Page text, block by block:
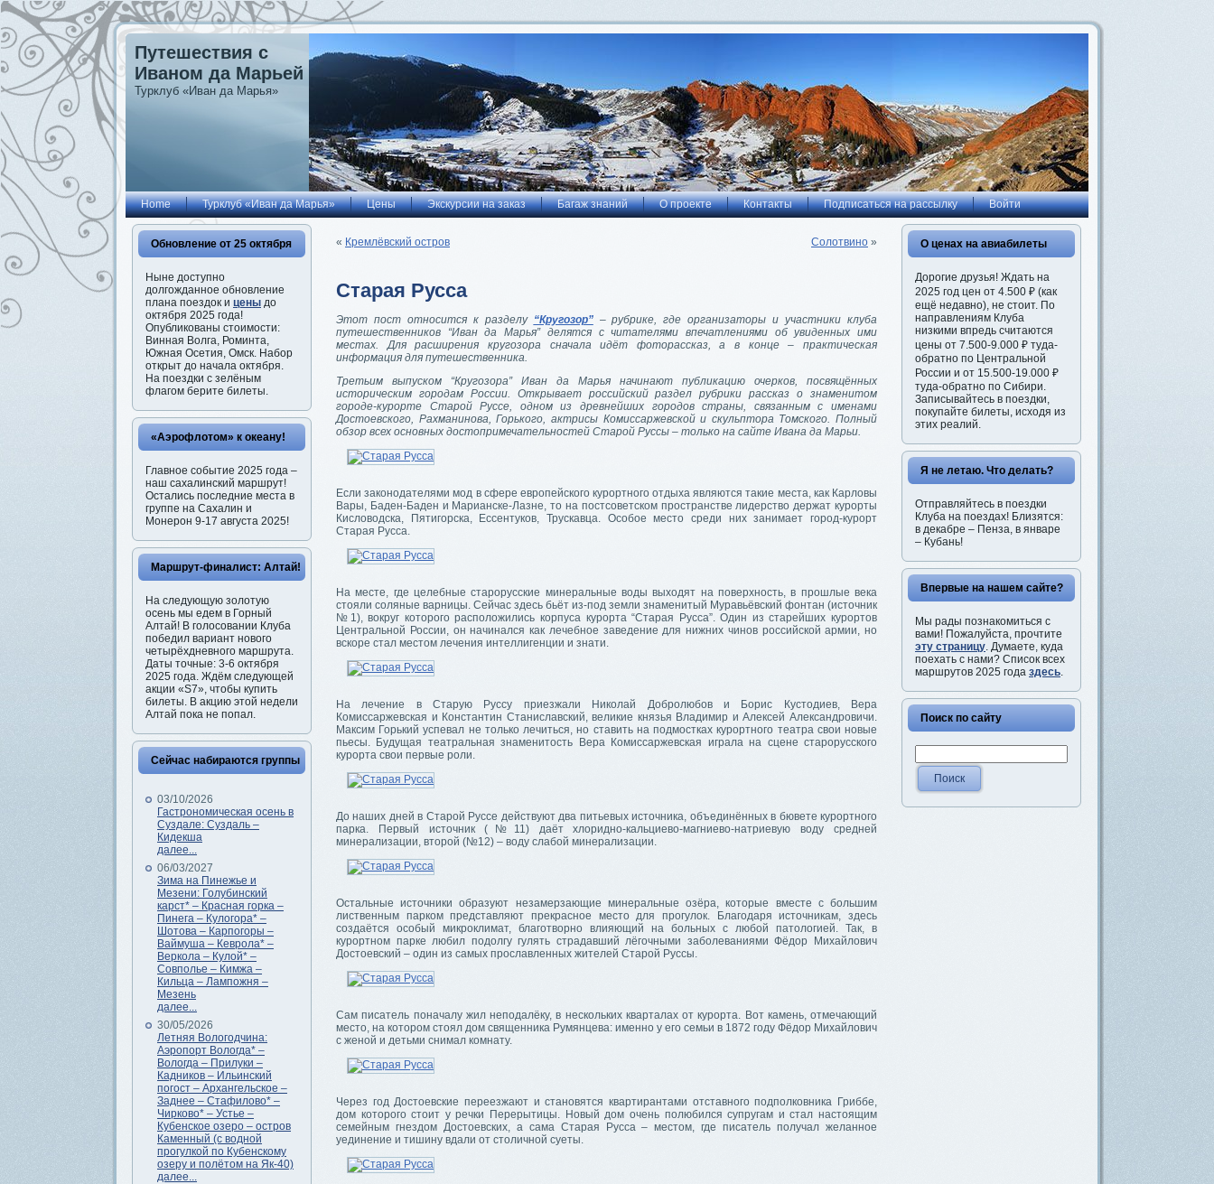
Путешествия с
Иваном да Марьей
Турклуб «Иван да Марья»
Home Турклуб «Иван да Марья» Цены Экскурсии на заказ Багаж знаний О проекте Контакты Подписаться на рассылку Войти
Обновление от 25 октября
Ныне доступно
долгожданное обновление
плана поездок и цены до
октября 2025 года!
Опубликованы стоимости:
Винная Волга, Роминта,
Южная Осетия, Омск. Набор
открыт до начала октября.
На поездки с зелёным
флагом берите билеты.
«Аэрофлотом» к океану!
Главное событие 2025 года –
наш сахалинский маршрут!
Остались последние места в
группе на Сахалин и
Монерон 9-17 августа 2025!
Маршрут-финалист: Алтай!
На следующую золотую
осень мы едем в Горный
Алтай! В голосовании Клуба
победил вариант нового
четырёхдневного маршрута.
Даты точные: 3-6 октября
2025 года. Ждём следующей
акции «S7», чтобы купить
билеты. В акцию этой недели
Алтай пока не попал.
Сейчас набираются группы
03/10/2026
Гастрономическая осень в
Суздале: Суздаль –
Кидекша
далее...
06/03/2027
Зима на Пинежье и
Мезени: Голубинский
карст* – Красная горка –
Пинега – Кулогора* –
Шотова – Карпогоры –
Ваймуша – Кеврола* –
Веркола – Кулой* –
Совполье – Кимжа –
Кильца – Лампожня –
Мезень
далее...
30/05/2026
Летняя Вологодчина:
Аэропорт Вологда* –
Вологда – Прилуки –
Кадников – Ильинский
погост – Архангельское –
Заднее – Стафилово* –
Чирково* – Устье –
Кубенское озеро – остров
Каменный (с водной
прогулкой по Кубенскому
озеру и полётом на Як-40)
далее...
« Кремлёвский остров Солотвино »
Старая Русса
Этот пост относится к разделу “Кругозор”– рубрике, где организаторы и участники клуба
путешественников “Иван да Марья” делятся с читателями впечатлениями об увиденных ими
местах. Для расширения кругозора сначала идёт фоторассказ, а в конце – практическая
информация для путешественника.
Третьим выпуском “Кругозора” Иван да Марья начинают публикацию очерков, посвящённых
историческим городам России. Открывает российский раздел рубрики рассказ о знаменитом
городе-курорте Старой Руссе, одном из древнейших городов страны, связанным с именами
Достоевского, Рахманинова, Горького, актрисы Комиссаржевской и скульптора Томского. Полный
обзор всех основных достопримечательностей Старой Руссы – только на сайте Ивана да Марьи.
Если законодателями мод в сфере европейского курортного отдыха являются такие места, как Карловы
Вары, Баден-Баден и Марианске-Лазне, то на постсоветском пространстве лидерство держат курорты
Кисловодска, Пятигорска, Ессентуков, Трускавца. Особое место среди них занимает город-курорт
Старая Русса.
На месте, где целебные старорусские минеральные воды выходят на поверхность, в прошлые века
стояли соляные варницы. Сейчас здесь бьёт из-под земли знаменитый Муравьёвский фонтан (источник
№1), вокруг которого расположились корпуса курорта “Старая Русса”. Один из старейших курортов
Центральной России, он начинался как лечебное заведение для нижних чинов российской армии, но
вскоре стал местом лечения интеллигенции и знати.
На лечение в Старую Руссу приезжали Николай Добролюбов и Борис Кустодиев, Вера
Комиссаржевская и Константин Станиславский, великие князья Владимир и Алексей Александровичи.
Максим Горький успевал не только лечиться, но ставить на подмостках курортного театра свои новые
пьесы. Будущая театральная знаменитость Вера Комиссаржевская играла на сцене старорусского
курорта свои первые роли.
До наших дней в Старой Руссе действуют два питьевых источника, объединённых в бювете курортного
парка. Первый источник (№11) даёт хлоридно-кальциево-магниево-натриевую воду средней
минерализации, второй (№12) – воду слабой минерализации.
Остальные источники образуют незамерзающие минеральные озёра, которые вместе с большим
лиственным парком представляют прекрасное место для прогулок. Благодаря источникам, здесь
создаётся особый микроклимат, благотворно влияющий на больных с любой патологией. Так, в
курортном парке любил подолгу гулять страдавший лёгочными заболеваниями Фёдор Михайлович
Достоевский – один из самых прославленных жителей Старой Руссы.
Сам писатель поначалу жил неподалёку, в нескольких кварталах от курорта. Вот камень, отмечающий
место, на котором стоял дом священника Румянцева: именно у его семьи в 1872 году Фёдор Михайлович
с женой и детьми снимал комнату.
Через год Достоевские переезжают и становятся квартирантами отставного подполковника Гриббе,
дом которого стоит у речки Перерытицы. Новый дом очень полюбился супругам и стал настоящим
семейным гнездом Достоевских, а сама Старая Русса – местом, где писатель получал желанное
уединение и тишину вдали от столичной суеты.
О ценах на авиабилеты
Дорогие друзья! Ждать на
2025 год цен от 4.500 ₽ (как
ещё недавно), не стоит. По
направлениям Клуба
низкими впредь считаются
цены от 7.500-9.000 ₽ туда-
обратно по Центральной
России и от 15.500-19.000 ₽
туда-обратно по Сибири.
Записывайтесь в поездки,
покупайте билеты, исходя из
этих реалий.
Я не летаю. Что делать?
Отправляйтесь в поездки
Клуба на поездах! Близятся:
в декабре – Пенза, в январе
– Кубань!
Впервые на нашем сайте?
Мы рады познакомиться с
вами! Пожалуйста, прочтите
эту страницу. Думаете, куда
поехать с нами? Список всех
маршрутов 2025 года здесь.
Поиск по сайту